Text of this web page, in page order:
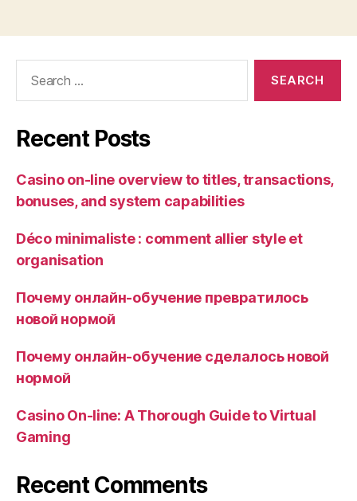
Recent Posts
Casino on-line overview to titles, transactions,
bonuses, and system capabilities
Déco minimaliste : comment allier style et
organisation
Почему онлайн-обучение превратилось
новой нормой
Почему онлайн-обучение сделалось новой
нормой
Casino On-line: A Thorough Guide to Virtual
Gaming
Recent Comments